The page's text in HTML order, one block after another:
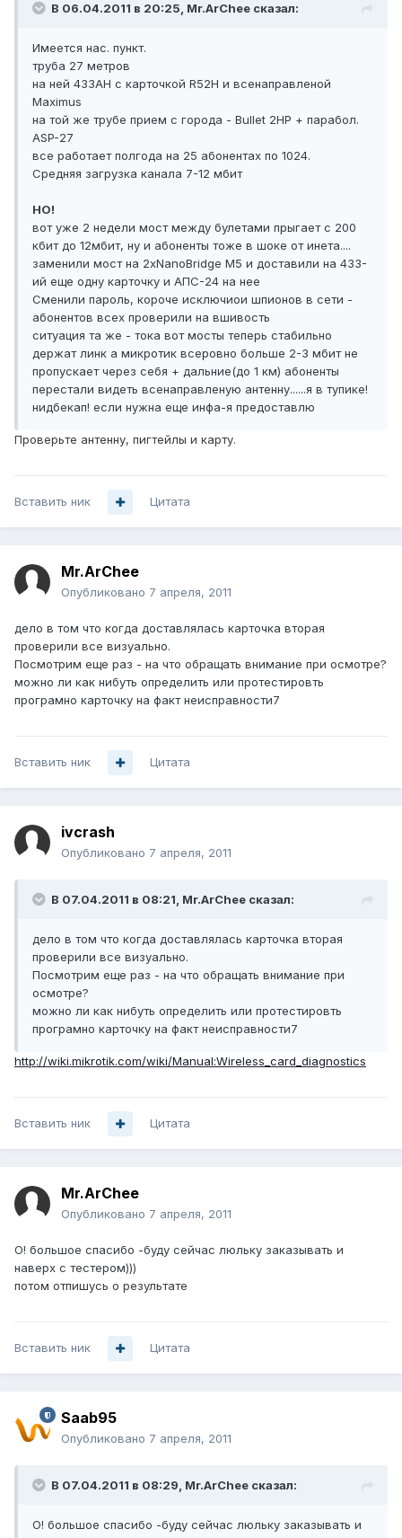
В 06.04.2011 в 20:25, Mr.ArChee сказал:
Имеется нас. пункт.
труба 27 метров
на ней 433АН с карточкой R52H и всенаправленой
Maximus
на той же трубе прием с города - Bullet 2HP + парабол.
ASP-27
все работает полгода на 25 абонентах по 1024.
Средняя загрузка канала 7-12 мбит
НО!
вот уже 2 недели мост между булетами прыгает с 200
кбит до 12мбит, ну и абоненты тоже в шоке от инета....
заменили мост на 2хNanoBridge M5 и доставили на 433-
ий еще одну карточку и АПС-24 на нее
Сменили пароль, короче исключиои шпионов в сети -
абонентов всех проверили на вшивость
ситуация та же - тока вот мосты теперь стабильно
держат линк а микротик всеровно больше 2-3 мбит не
пропускает через себя + дальние(до 1 км) абоненты
перестали видеть всенаправленую антенну......я в тупике!
нидбекап! если нужна еще инфа-я предоставлю
Проверьте антенну, пигтейлы и карту.
Вставить ник Цитата
Mr.ArChee
Опубликовано 7 апреля, 2011
дело в том что когда доставлялась карточка вторая
проверили все визуально.
Посмотрим еще раз - на что обращать внимание при осмотре?
можно ли как нибуть определить или протестировть
програмно карточку на факт неисправности7
Вставить ник Цитата
ivcrash
Опубликовано 7 апреля, 2011
В 07.04.2011 в 08:21, Mr.ArChee сказал:
дело в том что когда доставлялась карточка вторая
проверили все визуально.
Посмотрим еще раз - на что обращать внимание при
осмотре?
можно ли как нибуть определить или протестировть
програмно карточку на факт неисправности7
http://wiki.mikrotik.com/wiki/Manual:Wireless_card_diagnostics
Вставить ник Цитата
Mr.ArChee
Опубликовано 7 апреля, 2011
О! большое спасибо -буду сейчас люльку заказывать и
наверх с тестером)))
потом отпишусь о результате
Вставить ник Цитата
Saab95
Опубликовано 7 апреля, 2011
В 07.04.2011 в 08:29, Mr.ArChee сказал:
О! большое спасибо -буду сейчас люльку заказывать и